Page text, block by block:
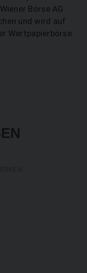
Börse AG
und wird auf
Wertpapierbörse